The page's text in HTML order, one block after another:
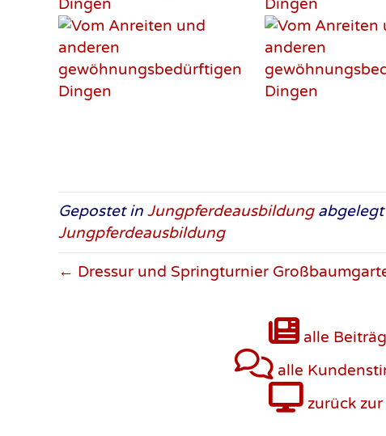
Gepostet in Jungpferdeausbildung
Jungpferdeausbildung
← Dressur und Springturnier
alle
alle
zurück zur